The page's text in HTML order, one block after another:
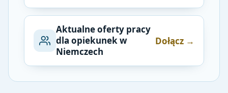
Aktualne oferty pracy
dla opiekunek w
Niemczech
Dołącz →